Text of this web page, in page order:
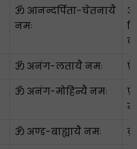
ॐ आनन्दर्पिता-चेतनायै
नमः
ॐ अनंग-लतायै नमः
ॐ अनंग-मोहिन्यै नमः
ॐ अण्ड-बाह्यायै नमः